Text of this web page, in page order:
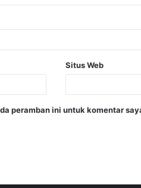
Situs Web
peramban ini untuk komentar